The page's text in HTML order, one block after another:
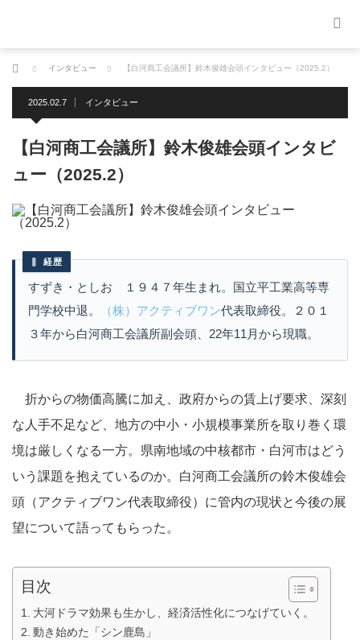
ホーム インタビュー 【白河商工会議所】鈴木俊雄会頭インタビュー（2025.2）
2025.02.7 インタビュー
【白河商工会議所】鈴木俊雄会頭インタビ
ュー（2025.2）
経歴
すずき・としお １９４７年生まれ。国立平工業高等専
門学校中退。
（株）アクティブワン代表取締役。２０１
３年から白河商工会議所副会頭、22年11月から現職。
折からの物価高騰に加え、政府からの賃上げ要求、深刻
な人手不足など、地方の中小・小規模事業所を取り巻く環
境は厳しくなる一方。県南地域の中核都市・白河市はどう
いう課題を抱えているのか。白河商工会議所の鈴木俊雄会
頭（アクティブワン代表取締役）に管内の現状と今後の展
望について語ってもらった。
目次
大河ドラマ効果も生かし、経済活性化につなげていく。
動き始めた「シン鹿島」